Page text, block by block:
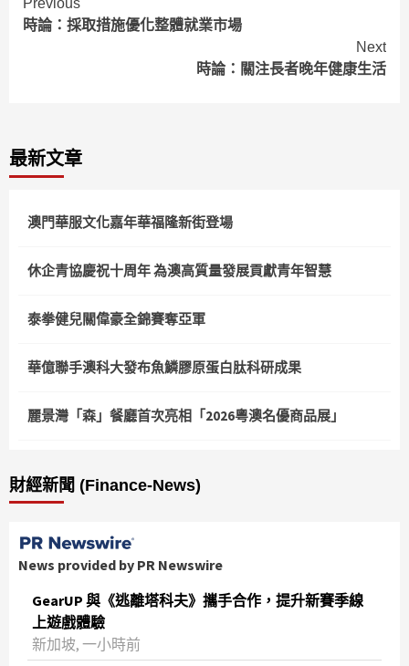
Continue
Reading
Previous
時論：採取措施優化整體就業市場
Next
時論：關注長者晚年健康生活
最新文章
澳門華服文化嘉年華福隆新街登場
休企青協慶祝十周年 為澳高質量發展貢獻青年智慧
泰拳健兒關偉豪全錦賽奪亞軍
華億聯手澳科大發布魚鱗膠原蛋白肽科研成果
麗景灣「森」餐廳首次亮相「2026粵澳名優商品展」
財經新聞 (Finance-News)
News provided by PR Newswire
GearUP 與《逃離塔科夫》攜手合作，提升新賽季線
上遊戲體驗
新加坡, 一小時前